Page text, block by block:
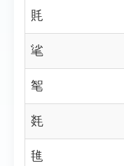
㲘
㲚
㲛
㲜
㲝